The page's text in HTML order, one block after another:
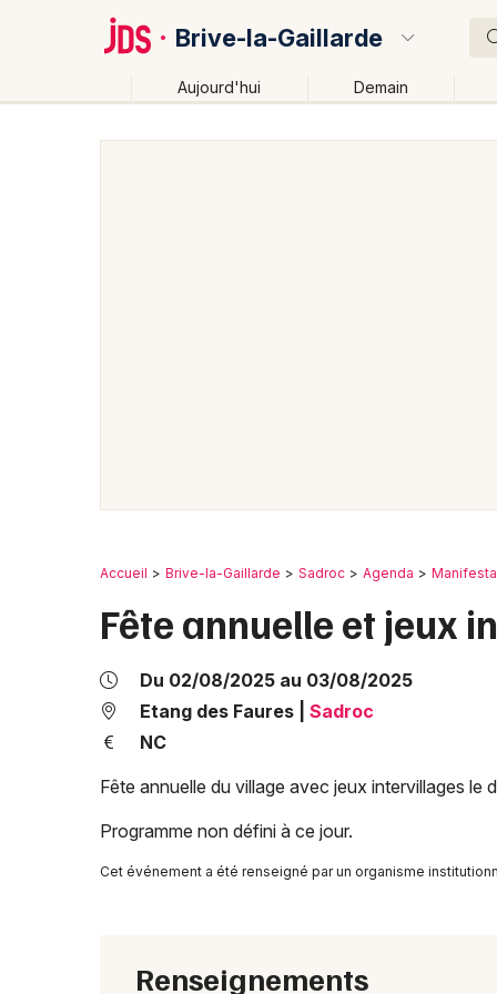
Brive-la-Gaillarde
Aujourd'hui Demain
Accueil Brive-la-Gaillarde Sadroc Agenda
Fête annuelle et jeux
Du 02/08/2025 au 03/08/2025
Etang des Faures
Sadroc
NC
Fête annuelle du village avec jeux intervillages le
Programme non défini à ce jour.
Cet événement a été renseigné par un organisme
Renseignements